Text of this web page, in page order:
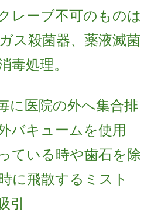
レーブ不可のものは
ス殺菌器、薬液滅菌
毒処理。
に医院の外へ集合排
バキュームを使用
ている時や歯石を除
に飛散するミスト
引